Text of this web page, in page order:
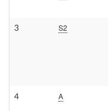
3 S2
4 A